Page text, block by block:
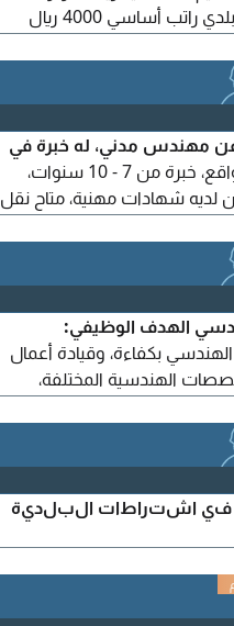
لميون 3D & 2D ومعرفة الرفع على بلدي راتب أساسي 4000 ريال
مهندس مدني، له خبرة في
التنفيذ والتصميم والإشراف على المواقع، خبرة من 7 - 10 سنوات،
شهادات مهنية، متاح نقل
الهدف الوظيفي:
بكفاءة، وقيادة أعمال
الهندسية المختلفة،
الرئيسية: - إدارة وتنظيم
- الإشراف على إعداد
- مراجعة واعتماد
اشتراطات البلدية